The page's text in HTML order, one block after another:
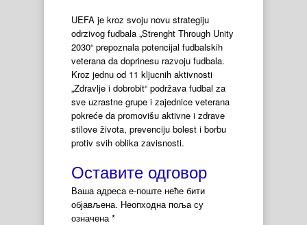
UEFA je kroz svoju novu strategiju
odrzivog fudbala „Strenght Through Unity
2030“ prepoznala potencijal fudbalskih
veterana da doprinesu razvoju fudbala.
Kroz jednu od 11 kljucnih aktivnosti
„Zdravlje i dobrobit“ podržava fudbal za
sve uzrastne grupe i zajednice veterana
pokreće da promovišu aktivne i zdrave
stilove života, prevenciju bolest i borbu
protiv svih oblika zavisnosti.
Оставите одговор
Ваша адреса е-поште неће бити
објављена. Неопходна поља су
означена *